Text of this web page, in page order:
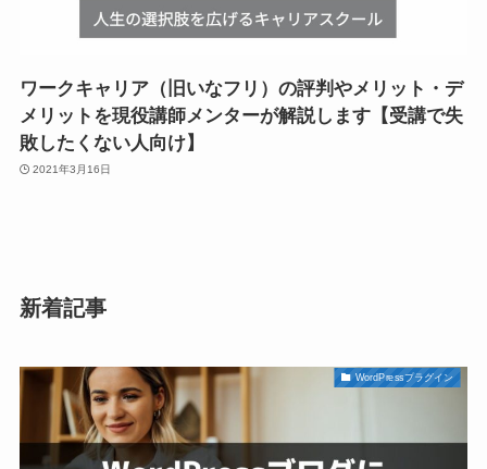
ワークキャリア（旧いなフリ）の評判やメリット・デ
メリットを現役講師メンターが解説します【受講で失
敗したくない人向け】
2021年3月16日
新着記事
WordPressプラグイン